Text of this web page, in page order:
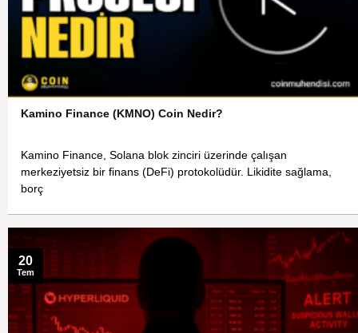
Kamino Finance (KMNO) Coin Nedir?
Kamino Finance, Solana blok zinciri üzerinde çalışan
merkeziyetsiz bir finans (DeFi) protokolüdür. Likidite sağlama,
borç
20
Tem